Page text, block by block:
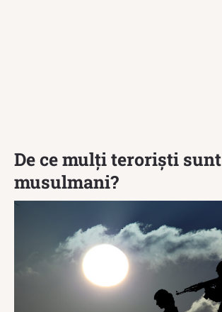
De ce mulți teroriști sunt
musulmani?